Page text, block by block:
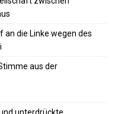
an die Linke wegen des
aus der